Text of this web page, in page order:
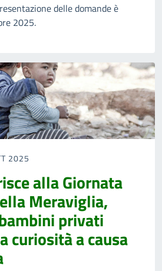
delle domande è
2025.
2025
alla Giornata
Meraviglia,
privati
curiosità a causa